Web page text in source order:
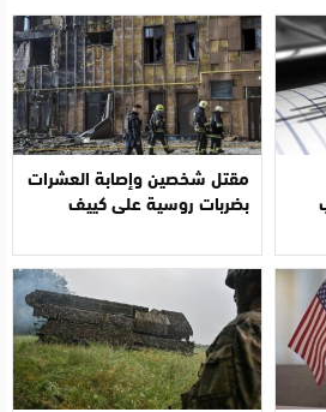
مقتل شخصين وإصابة العشرات
بضربات روسية على كييف